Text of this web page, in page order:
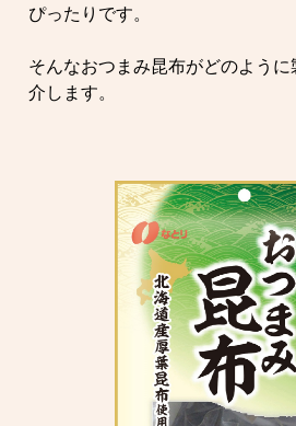
ぴったりです。
そんなおつまみ昆布がどのよう
介します。